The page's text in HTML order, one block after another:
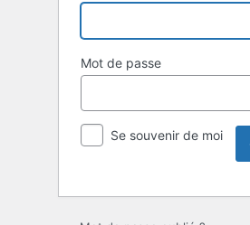
Mot de passe
Se souvenir de moi